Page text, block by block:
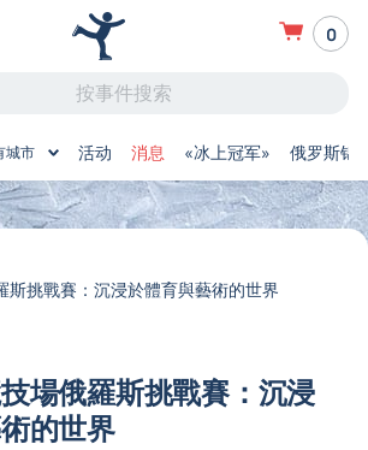
0
城市 活动 消息 «冰上冠军» 俄罗斯锦
斯挑戰賽：沉浸於體育與藝術的世界
場俄羅斯挑戰賽：沉浸
的世界